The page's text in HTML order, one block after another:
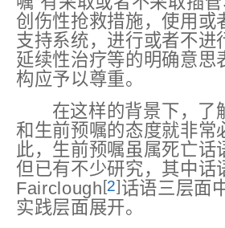
创伤性抢救措施，使用或
支持系统，进行或者不进
延续性治疗等的明确意思
构应予以尊重。
在这样的背景下，了
和生前预嘱的态度就非常
此，生前预嘱虽属死亡话
但已有不少研究，其中话
Fairclough [2]话语三层面
实践层面展开。